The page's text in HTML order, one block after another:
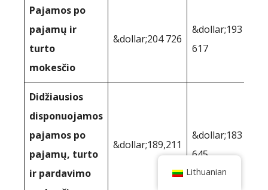
Pajamos po
pajamų ir
turto
mokesčio
&dollar;204 726
&dollar;193
617
Didžiausios
disponuojamos
pajamos po
pajamų, turto
ir pardavimo
&dollar;189,211
&dollar;183
645
Lithuanian